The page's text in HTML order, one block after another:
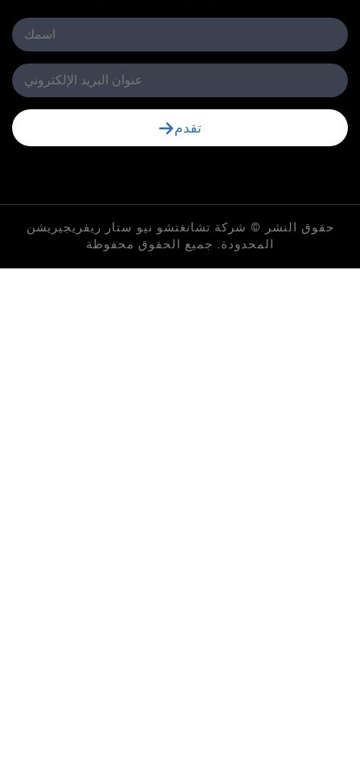
© شركة تشانغتشو نيو ستار ريفريجيريشن
المحدودة. جميع الحقوق محفوظة